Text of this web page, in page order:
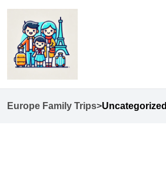
Europe Family Trips>Uncategorized